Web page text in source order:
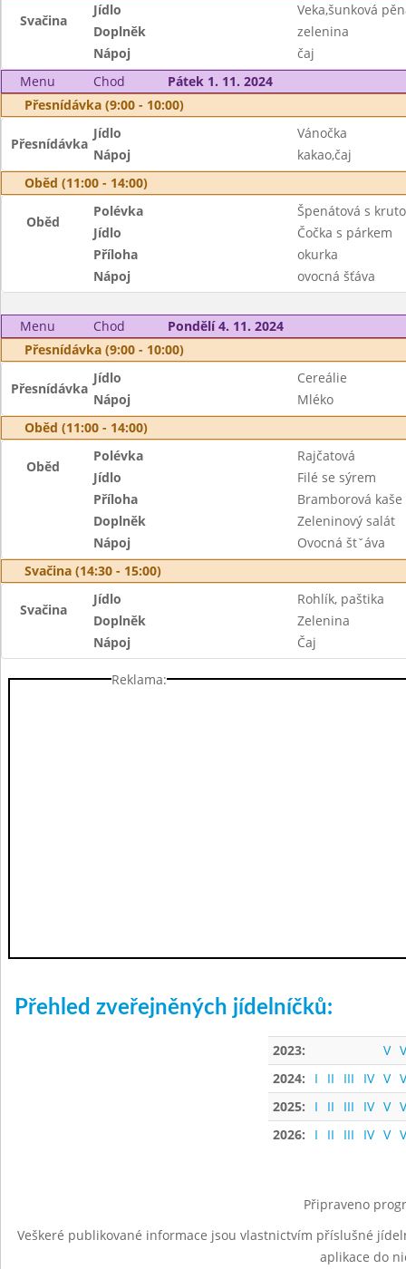
Svačina
Jídlo
Veka,šunková
Doplněk
zelenina
Nápoj
čaj
Menu
Chod
Pátek 1. 11. 2024
Přesnídávka (9:00 - 10:00)
Přesnídávka
Jídlo
Vánočka
Nápoj
kakao,čaj
Oběd (11:00 - 14:00)
Oběd
Polévka
Špenátová s
Jídlo
Čočka s párkem
Příloha
okurka
Nápoj
ovocná šťáva
Menu Chod
Pondělí 4. 11. 2024
Přesnídávka (9:00 - 10:00)
Přesnídávka
Jídlo
Cereálie
Nápoj
Mléko
Oběd (11:00 - 14:00)
Oběd
Polévka
Rajčatová
Jídlo
Filé se sýrem
Příloha
Bramborová kaše
Doplněk
Zeleninový salát
Nápoj
Ovocná štˇáva
Svačina (14:30 - 15:00)
Svačina
Jídlo
Rohlík, paštika
Doplněk
Zelenina
Nápoj
Čaj
Reklama:
Přehled zveřejněných jídelníčků:
2023: V
2024:
I II III IV V
2025:
I II III IV V
2026:
I II III IV V
Připraveno
Veškeré publikované informace jsou vlastnictvím příslušné
aplikace do